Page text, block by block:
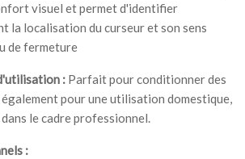
visuel et permet d'identifier
la localisation du curseur et son sens
de fermeture
: Parfait pour conditionner des
pour une utilisation domestique,
le cadre professionnel.
: